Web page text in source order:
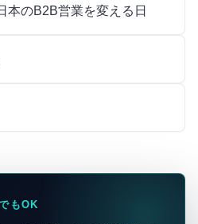
本のB2B営業を変える日
もOK